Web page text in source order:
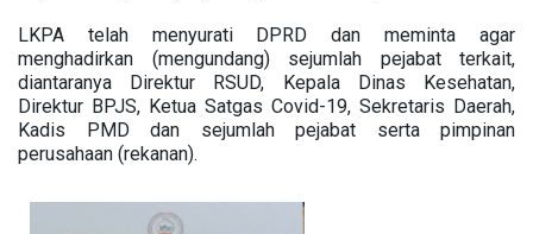
LKPA telah menyurati DPRD dan meminta agar
menghadirkan (mengundang) sejumlah pejabat terkait,
diantaranya Direktur RSUD, Kepala Dinas Kesehatan,
Direktur BPJS, Ketua Satgas Covid-19, Sekretaris Daerah,
Kadis PMD dan sejumlah pejabat serta pimpinan
perusahaan (rekanan).